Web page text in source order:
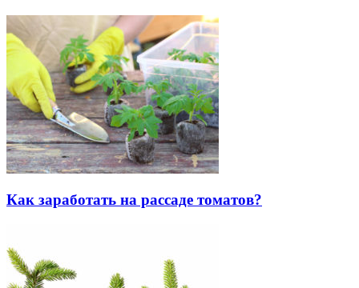
Как заработать на рассаде томатов?